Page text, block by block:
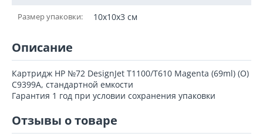
Размер упаковки: 10x10x3 см
Описание
Картридж HP №72 DesignJet T1100/T610 Magenta (69ml) (О)
C9399A, стандартной емкости
Гарантия 1 год при условии сохранения упаковки
Отзывы о товаре